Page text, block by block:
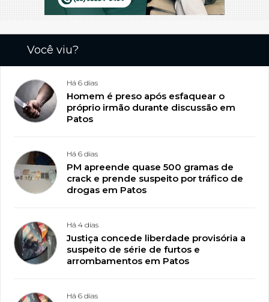
Você viu?
Há 6 dias
Homem é preso após esfaquear o
próprio irmão durante discussão em
Patos
Há 6 dias
PM apreende quase 500 gramas de
crack e prende suspeito por tráfico de
drogas em Patos
Há 4 dias
Justiça concede liberdade provisória a
suspeito de série de furtos e
arrombamentos em Patos
Há 6 dias